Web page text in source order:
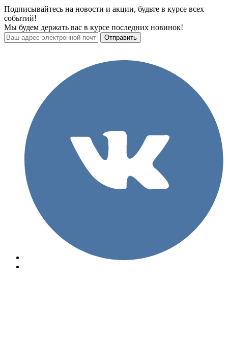
Подписывайтесь на новости и акции, будьте в курсе всех
событий!
Мы будем держать вас в курсе последних новинок!